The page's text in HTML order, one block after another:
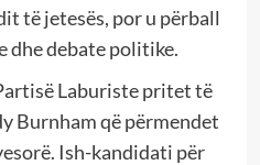
të jetesës, por u përball
dhe debate politike.
Laburiste pritet të
Burnham që përmendet
Ish-kandidati për